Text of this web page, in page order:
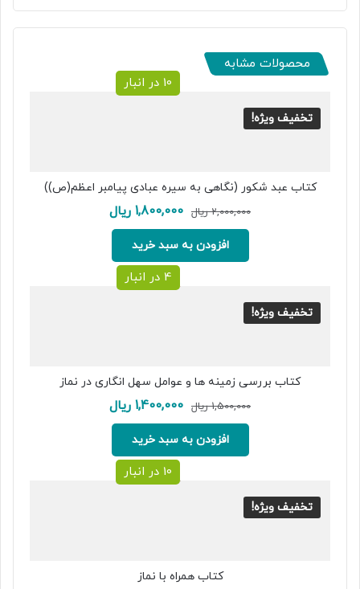
محصولات مشابه
تخفیف ویژه!
10 در انبار
کتاب عبد شکور (نگاهی به سیره عبادی پیامبر اعظم(ص))
2,000,000 ریال قیمت
اصلی:
2,000,000 ریال
بود.
1,800,000 ریالقیمت
افزودن به سبد خرید
تخفیف ویژه!
4 در انبار
کتاب بررسی زمینه ها و عوامل سهل انگاری در نماز
1,500,000 ریال قیمت
اصلی:
1,500,000 ریال
بود.
1,400,000 ریالقیمت
افزودن به سبد خرید
تخفیف ویژه!
10 در انبار
کتاب همراه با نماز